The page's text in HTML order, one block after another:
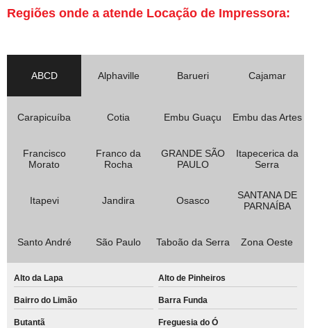
Regiões onde a atende Locação de Impressora:
ABCD Alphaville Barueri Cajamar
Carapicuíba Cotia Embu Guaçu Embu das Artes
Francisco
Morato
Franco da
Rocha
GRANDE SÃO
PAULO
Itapecerica da
Serra
Itapevi Jandira Osasco
SANTANA DE
PARNAÍBA
Santo André São Paulo Taboão da Serra Zona Oeste
Alto da Lapa Alto de Pinheiros
Bairro do Limão Barra Funda
Butantã Freguesia do Ó